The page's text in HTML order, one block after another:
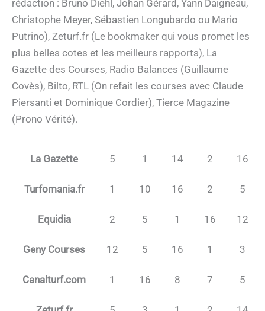
rédaction : Bruno Diehl, Johan Gérard, Yann Daigneau,
Christophe Meyer, Sébastien Longubardo ou Mario
Putrino), Zeturf.fr (Le bookmaker qui vous promet les
plus belles cotes et les meilleurs rapports), La
Gazette des Courses, Radio Balances (Guillaume
Covès), Bilto, RTL (On refait les courses avec Claude
Piersanti et Dominique Cordier), Tierce Magazine
(Prono Vérité).
La Gazette 5 1 14 2 16
Turfomania.fr 1 10 16 2 5
Equidia 2 5 1 16 12
Geny Courses 12 5 16 1 3
Canalturf.com 1 16 8 7 5